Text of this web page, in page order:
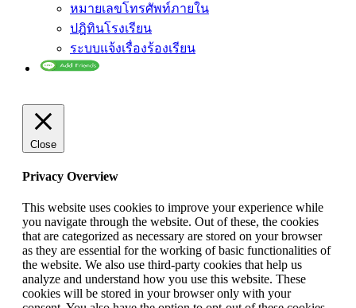
หมายเลขโทรศัพท์ภายใน
ปฎิทินโรงเรียน
ระบบแจ้งเรื่องร้องเรียน
Close
Privacy Overview
This website uses cookies to improve your experience while
you navigate through the website. Out of these, the cookies
that are categorized as necessary are stored on your browser
as they are essential for the working of basic functionalities of
the website. We also use third-party cookies that help us
analyze and understand how you use this website. These
cookies will be stored in your browser only with your